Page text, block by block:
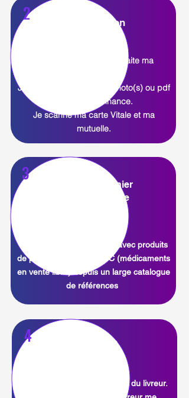
2
J'ajoute mon
Afin que la pharmacie traite ma
Je télécharge une (des) photo(s) ou pdf
de mon ordonnance.
Je scanne ma carte Vitale et ma
mutuelle.
3
J'ajoute au panier
mes produits de
Je finalise ma commande avec produits
de parapharmacie et OTC (médicaments
en vente libre) depuis un large catalogue
de références
4
Je me fais
Je suis en temps réel le trajet du livreur.